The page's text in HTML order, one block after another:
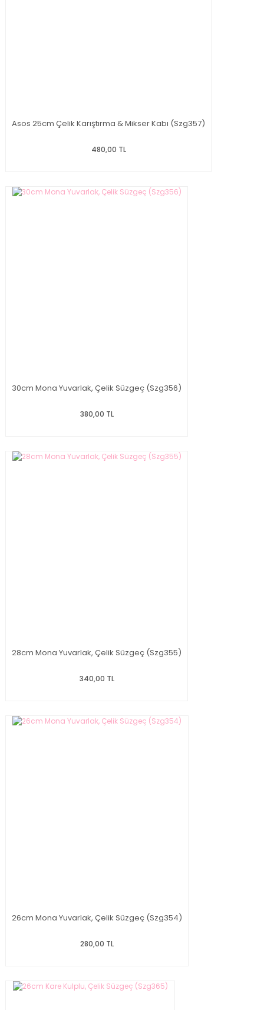
Asos 25cm Çelik Karıştırma & Mikser Kabı (Szg357)
480,00 TL
30cm Mona Yuvarlak, Çelik Süzgeç (Szg356)
380,00 TL
28cm Mona Yuvarlak, Çelik Süzgeç (Szg355)
340,00 TL
26cm Mona Yuvarlak, Çelik Süzgeç (Szg354)
280,00 TL